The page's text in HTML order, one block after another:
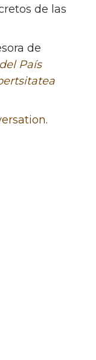
de las
de
País
.